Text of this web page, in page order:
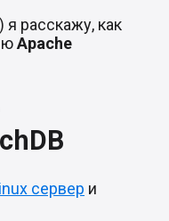
я расскажу, как
Apache
сервер и